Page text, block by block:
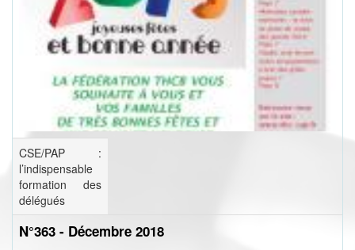
CSE/PAP :
l’indispensable
formation des
délégués
N°363 - Décembre 2018